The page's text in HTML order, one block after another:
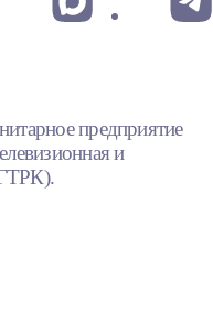
предприятие
и